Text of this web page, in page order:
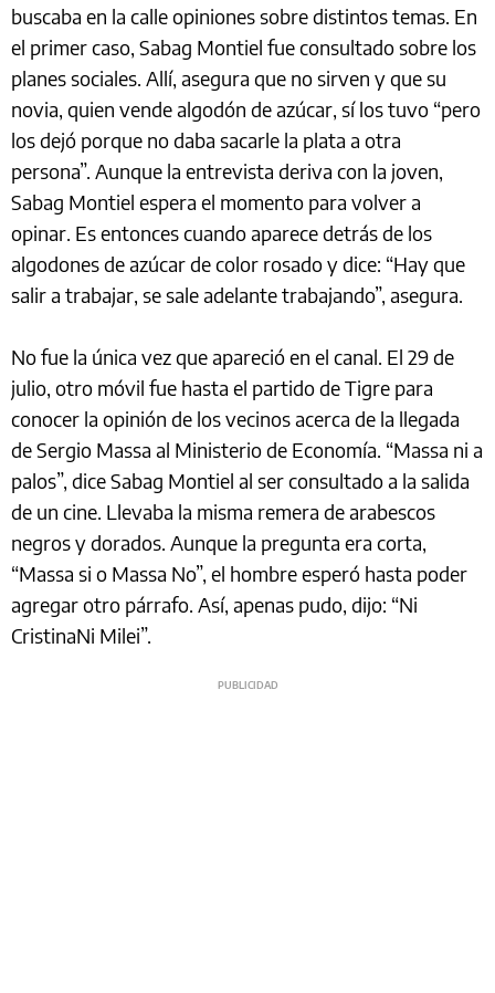
buscaba en la calle opiniones sobre distintos temas. En
el primer caso, Sabag Montiel fue consultado sobre los
planes sociales. Allí, asegura que no sirven y que su
novia, quien vende algodón de azúcar, sí los tuvo “pero
los dejó porque no daba sacarle la plata a otra
persona”. Aunque la entrevista deriva con la joven,
Sabag Montiel espera el momento para volver a
opinar. Es entonces cuando aparece detrás de los
algodones de azúcar de color rosado y dice: “Hay que
salir a trabajar, se sale adelante trabajando”, asegura.
No fue la única vez que apareció en el canal. El 29 de
julio, otro móvil fue hasta el partido de Tigre para
conocer la opinión de los vecinos acerca de la llegada
de Sergio Massa al Ministerio de Economía. “Massa ni a
palos”, dice Sabag Montiel al ser consultado a la salida
de un cine. Llevaba la misma remera de arabescos
negros y dorados. Aunque la pregunta era corta,
“Massa si o Massa No”, el hombre esperó hasta poder
agregar otro párrafo. Así, apenas pudo, dijo: “Ni
CristinaNi Milei”.